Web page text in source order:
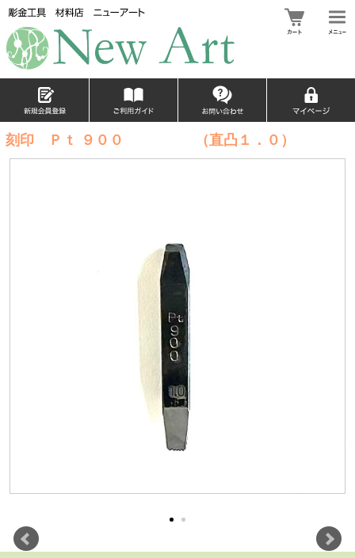
刻印 Ｐｔ ９００ （直凸１．０）